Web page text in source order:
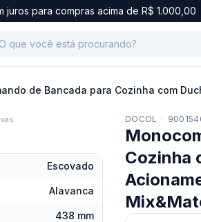
juros para compras acima de R$ 1.000,00
de Bancada para Cozinha com
Escovado
Alavanca
438 mm
DOCOL ·
Cozinha